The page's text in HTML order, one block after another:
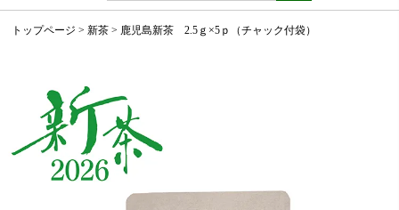
トップページ 新茶 鹿児島新茶 2.5ｇ×5ｐ（チャック付袋）